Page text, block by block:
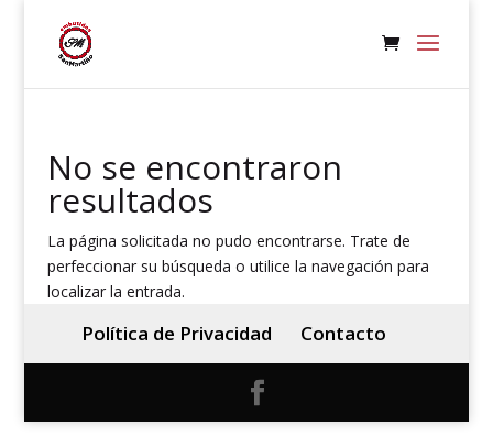
No se encontraron
resultados
La página solicitada no pudo encontrarse. Trate de
perfeccionar su búsqueda o utilice la navegación para
localizar la entrada.
Política de Privacidad Contacto